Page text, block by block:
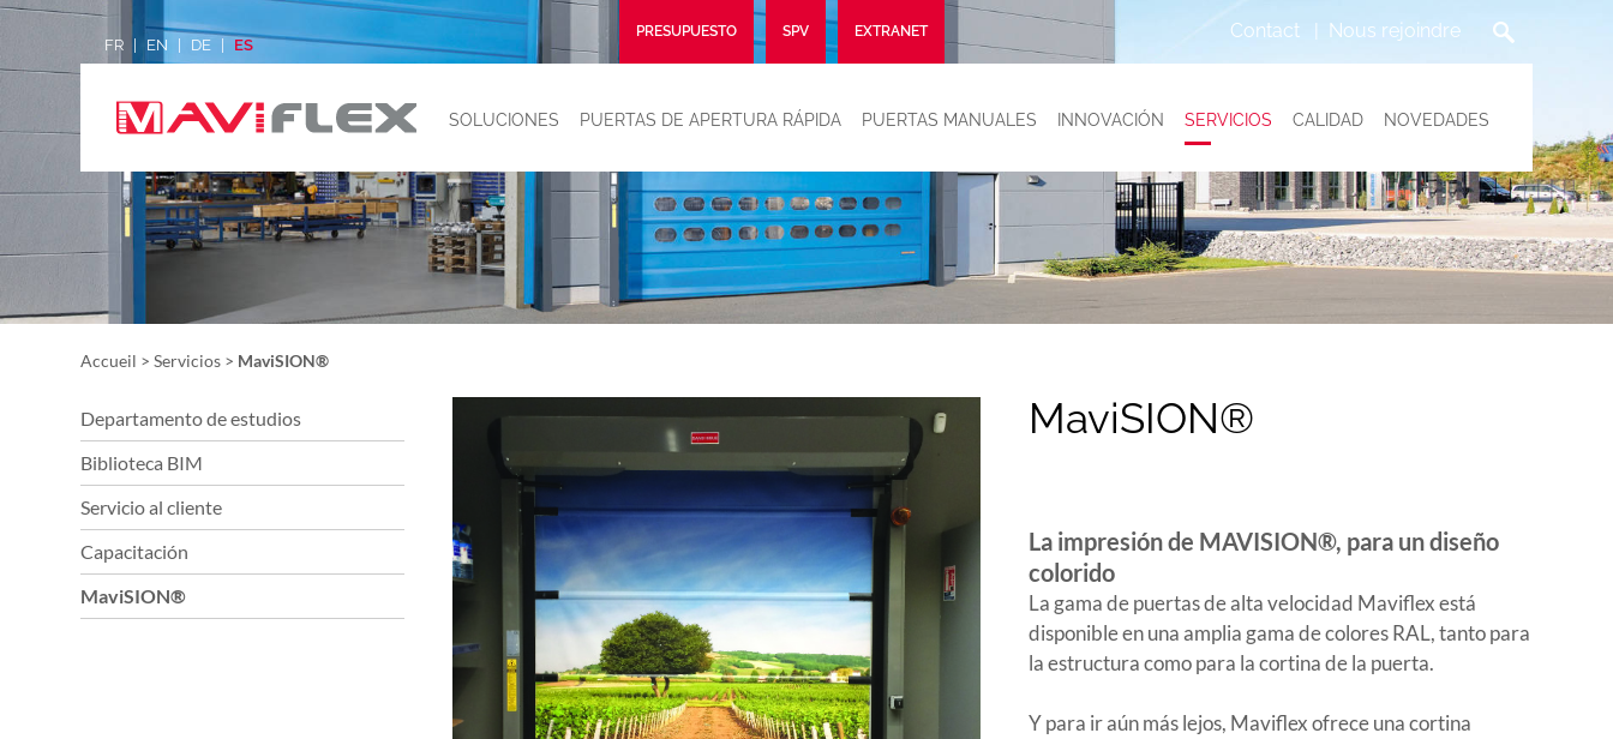
FR EN DE ES
Contact Nous rejoindre
PRESUPUESTO SPV EXTRANET
SOLUCIONES PUERTAS DE APERTURA RÁPIDA PUERTAS MANUALES INNOVACIÓN SERVICIOS CALIDAD NOVEDADES
Accueil > Servicios > MaviSION®
Departamento de estudios
Biblioteca BIM
Servicio al cliente
Capacitación
MaviSION®
MaviSION®
La impresión de MAVISION®, para un diseño
colorido
La gama de puertas de alta velocidad Maviflex está
disponible en una amplia gama de colores RAL, tanto para
la estructura como para la cortina de la puerta.
Y para ir aún más lejos, Maviflex ofrece una cortina